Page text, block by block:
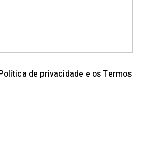
de privacidade e os Termos